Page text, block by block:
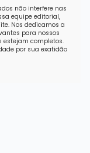
não interfere nas
equipe editorial,
Nos dedicamos a
para nossos
estejam completos.
por sua exatidão